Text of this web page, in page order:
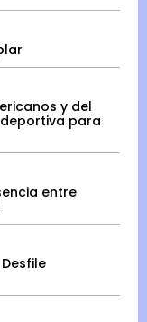
y del
para
entre